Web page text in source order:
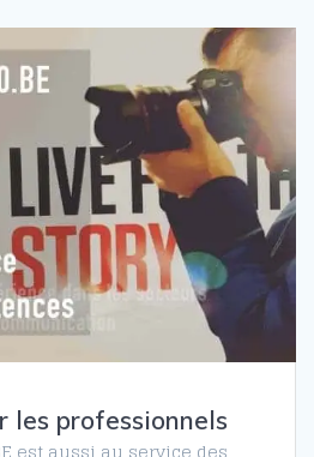
les professionnels